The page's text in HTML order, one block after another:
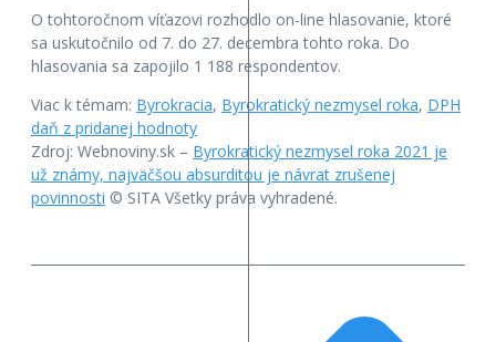
O tohtoročnom víťazovi rozhodlo on-line hlasovanie, ktoré
sa uskutočnilo od 7. do 27. decembra tohto roka. Do
hlasovania sa zapojilo 1 188 respondentov.
Viac k témam: Byrokracia, Byrokratický nezmysel roka, DPH
daň z pridanej hodnoty
Zdroj: Webnoviny.sk – Byrokratický nezmysel roka 2021 je
už známy, najväčšou absurditou je návrat zrušenej
povinnosti © SITA Všetky práva vyhradené.